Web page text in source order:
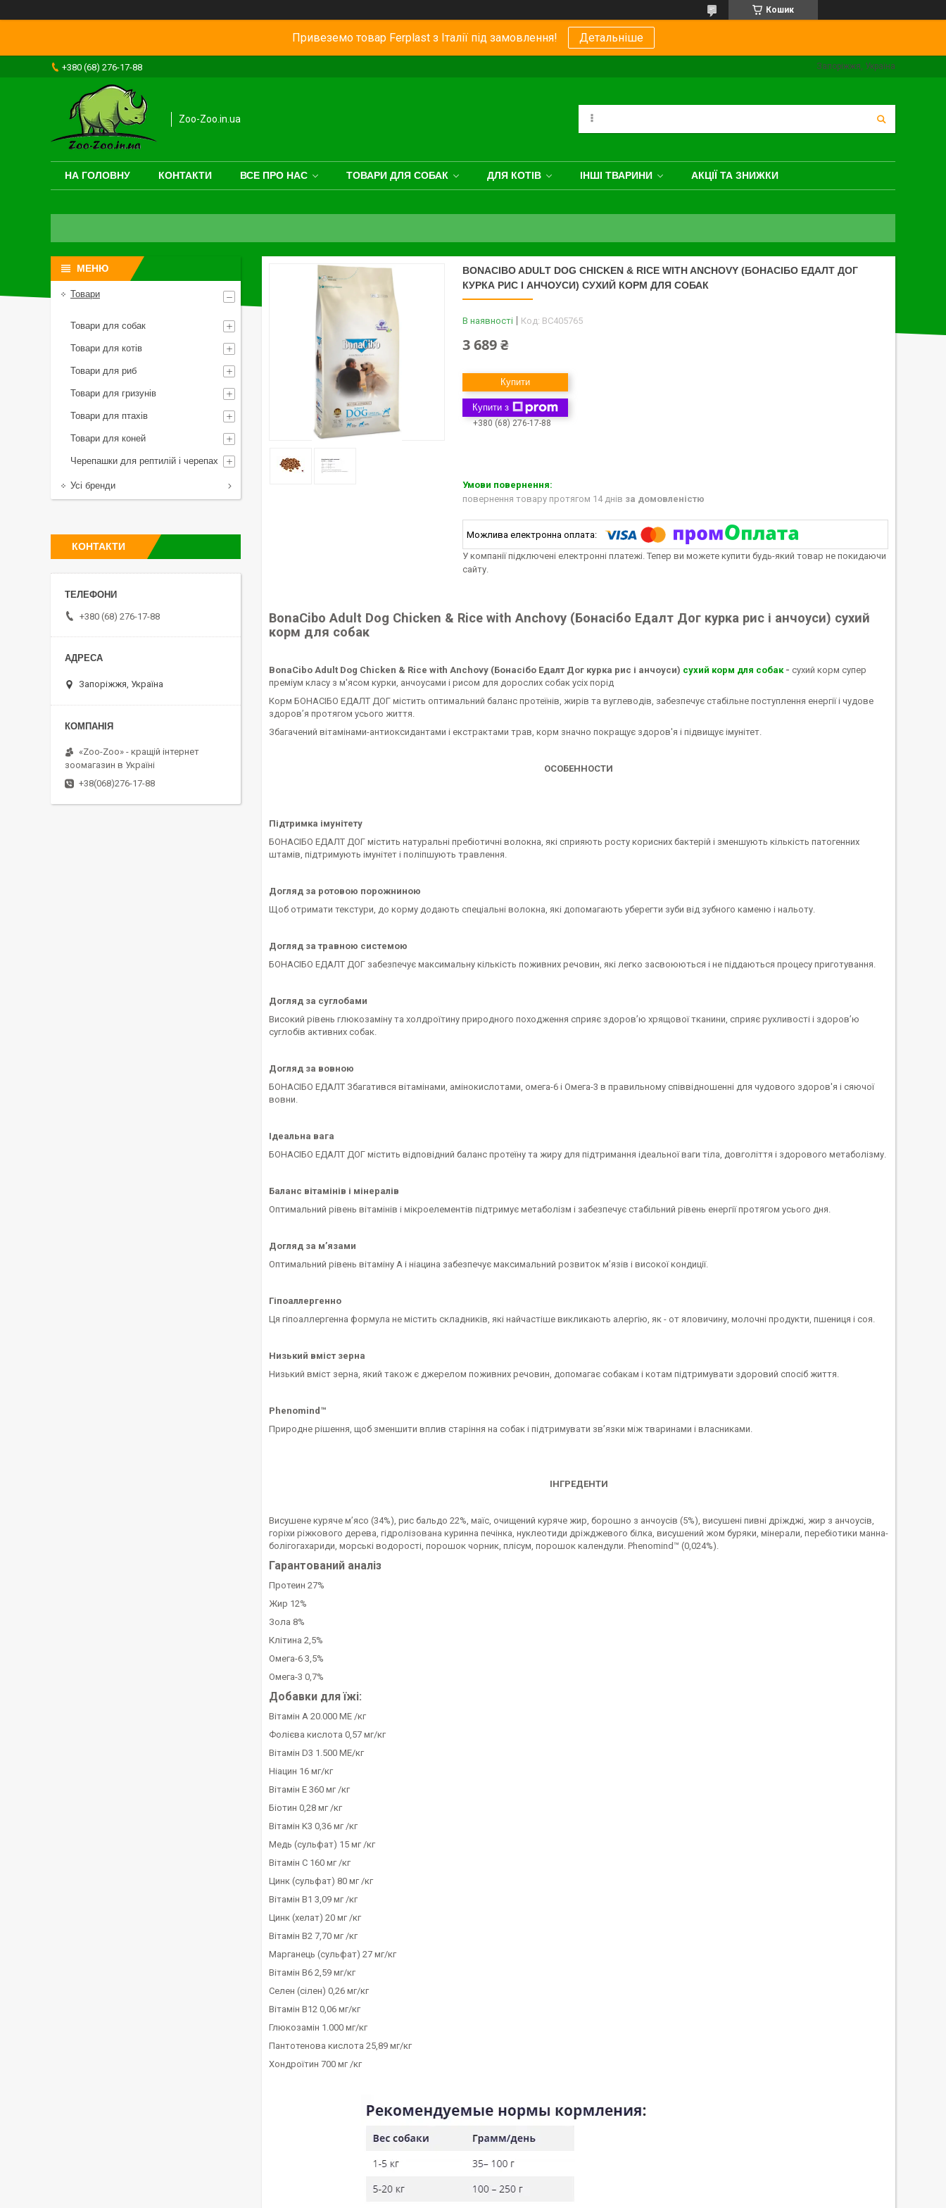
Кошик
Привеземо товар Ferplast з Італії під замовлення! Детальніше
+380 (68) 276-17-88 Запоріжжя, Україна
Zoo-Zoo.in.ua
НА ГОЛОВНУ КОНТАКТИ ВСЕ ПРО НАС ТОВАРИ ДЛЯ СОБАК ДЛЯ КОТІВ ІНШІ ТВАРИНИ АКЦІЇ ТА ЗНИЖКИ
BONACIBO ADULT DOG CHICKEN & RICE WITH ANCHOVY (БОНАСІБО ЕДАЛТ ДОГ
КУРКА РИС І АНЧОУСИ) СУХИЙ КОРМ ДЛЯ СОБАК
В наявності Код: BC405765
3 689 ₴
Купити
Купити з
+380 (68) 276-17-88
повернення товару протягом 14 днів за домовленістю
У компанії підключені електронні платежі. Тепер ви можете купити будь-який товар не покидаючи
сайту.
BonaCibo Adult Dog Chicken & Rice with Anchovy (Бонасібо Едалт Дог курка рис і анчоуси) сухий
корм для собак
BonaCibo Adult Dog Chicken & Rice with Anchovy (Бонасібо Едалт Дог курка рис і анчоуси) сухий корм для собак- сухий корм супер
преміум класу з м'ясом курки, анчоусами і рисом для дорослих собак усіх порід
Корм БОНАСІБО ЕДАЛТ ДОГ містить оптимальний баланс протеїнів, жирів та вуглеводів, забезпечує стабільне поступлення енергії і чудове
здоров’я протягом усього життя.
Збагачений вітамінами-антиоксидантами і екстрактами трав, корм значно покращує здоров'я і підвищує імунітет.
ОСОБЕННОСТИ
Підтримка імунітету
БОНАСІБО ЕДАЛТ ДОГ містить натуральні пребіотичні волокна, які сприяють росту корисних бактерій і зменшують кількість патогенних
штамів, підтримують імунітет і поліпшують травлення.
Догляд за ротовою порожниною
Щоб отримати текстури, до корму додають спеціальні волокна, які допомагають уберегти зуби від зубного каменю і нальоту.
Догляд за травною системою
БОНАСІБО ЕДАЛТ ДОГ забезпечує максимальну кількість поживних речовин, які легко засвоюються і не піддаються процесу приготування.
Догляд за суглобами
Високий рівень глюкозаміну та холдроїтину природного походження сприяє здоров’ю хрящової тканини, сприяє рухливості і здоров’ю
суглобів активних собак.
Догляд за вовною
БОНАСІБО ЕДАЛТ Збагатився вітамінами, амінокислотами, омега-6 і Омега-3 в правильному співвідношенні для чудового здоров'я і сяючої
вовни.
Ідеальна вага
БОНАСІБО ЕДАЛТ ДОГ містить відповідний баланс протеїну та жиру для підтримання ідеальної ваги тіла, довголіття і здорового метаболізму.
Баланс вітамінів і мінералів
Оптимальний рівень вітамінів і мікроелементів підтримує метаболізм і забезпечує стабільний рівень енергії протягом усього дня.
Догляд за м’язами
Оптимальний рівень вітаміну А і ніацина забезпечує максимальний розвиток м’язів і високої кондиції.
Гіпоаллергенно
Ця гіпоаллергенна формула не містить складників, які найчастіше викликають алергію, як - от яловичину, молочні продукти, пшениця і соя.
Низький вміст зерна
Низький вміст зерна, який також є джерелом поживних речовин, допомагає собакам і котам підтримувати здоровий спосіб життя.
Phenomind™
Природне рішення, щоб зменшити вплив старіння на собак і підтримувати зв’язки між тваринами і власниками.
ІНГРЕДЕНТИ
Висушене куряче м’ясо (34%), рис бальдо 22%, маїс, очищений куряче жир, борошно з анчоусів (5%), висушені пивні дріжджі, жир з анчоусів,
горіхи ріжкового дерева, гідролізована куринна печінка, нуклеотиди дріжджевого білка, висушений жом буряки, мінерали, перебіотики манна-
болігогахариди, морські водорості, порошок чорник, плісум, порошок календули. Phenomind™ (0,024%).
Гарантований аналіз
Протеин 27%
Жир 12%
Зола 8%
Клітина 2,5%
Омега-6 3,5%
Омега-3 0,7%
Добавки для їжі:
Вітамін A 20.000 МЕ /кг
Фолієва кислота 0,57 мг/кг
Вітамін D3 1.500 МЕ/кг
Ніацин 16 мг/кг
Вітамін E 360 мг /кг
Біотин 0,28 мг /кг
Вітамін K3 0,36 мг /кг
Медь (сульфат) 15 мг /кг
Вітамін C 160 мг /кг
Цинк (сульфат) 80 мг /кг
Вітамін B1 3,09 мг /кг
Цинк (хелат) 20 мг /кг
Вітамін B2 7,70 мг /кг
Марганець (сульфат) 27 мг/кг
Вітамін B6 2,59 мг/кг
Селен (сілен) 0,26 мг/кг
Вітамін B12 0,06 мг/кг
Глюкозамін 1.000 мг/кг
Пантотенова кислота 25,89 мг/кг
Хондроїтин 700 мг /кг
Товари
Товари для собак
Товари для котів
Товари для риб
Товари для гризунів
Товари для птахів
Товари для коней
Черепашки для рептилій і черепах
Усі бренди
КОНТАКТИ
+380 (68) 276-17-88
Запоріжжя, Україна
«Zoo-Zoo» - кращій інтернет
зоомагазин в Україні
+38(068)276-17-88